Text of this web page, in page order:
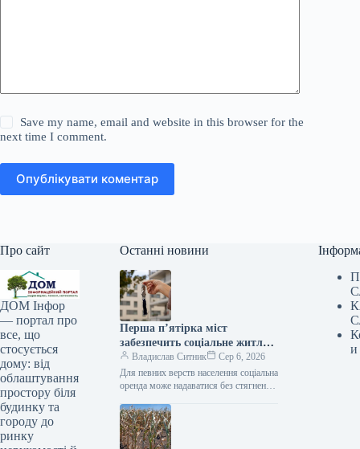
Save my name, email and website in this browser for the
next time I comment.
Опублікувати коментар
Про сайт
ДОМ Інфор
— портал про
все, що
стосується
дому: від
облаштування
простору біля
будинку та
городу до
ринку
Останні новини
Перша п’ятірка міст
забезпечить соціальне житло
завдяки коштам ЄІБ в
Україні
Владислав Ситник
Сер 6, 2026
Для певних верств населення соціальна
оренда може надаватися без стягнення
Кременчук, Львів, Миколаїв та
Житомир будуть…
и